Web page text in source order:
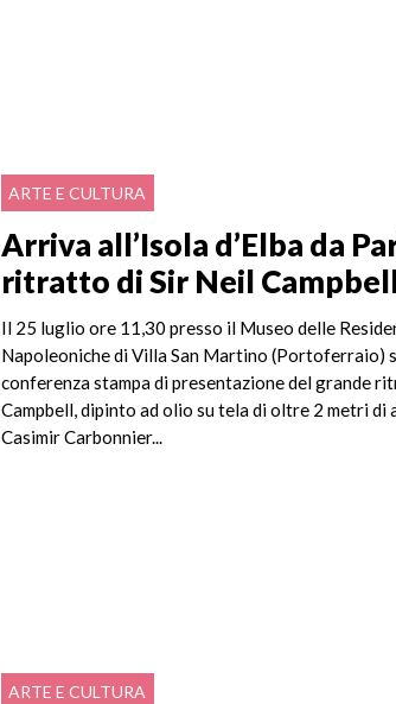
ARTE E CULTURA
Arriva all’Isola d’Elba da
ritratto di Sir Neil
Il 25 luglio ore 11,30 presso il Museo delle
Napoleoniche di Villa San Martino (Portoferraio)
conferenza stampa di presentazione del grande
Campbell, dipinto ad olio su tela di oltre 2 metri di
Casimir Carbonnier...
ARTE E CULTURA